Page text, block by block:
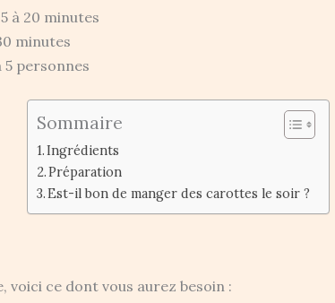
à 20 minutes
minutes
5 personnes
Sommaire
Ingrédients
Préparation
Est-il bon de manger des carottes le soir ?
voici ce dont vous aurez besoin :